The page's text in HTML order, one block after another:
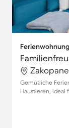
Ferienwohnung
Gemütliche
Haustieren, ideal